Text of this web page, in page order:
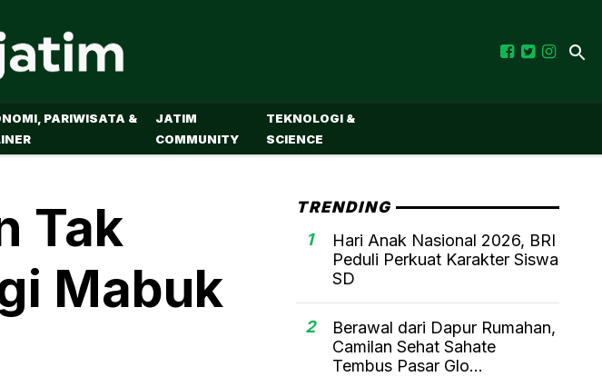
PARIWISATA &
JATIM
COMMUNITY
TEKNOLOGI &
SCIENCE
Tak
Mabuk
TRENDING
1
Hari Anak Nasional 2026, BRI
Peduli Perkuat Karakter Siswa
SD
2
Berawal dari Dapur Rumahan,
Camilan Sehat Sahate
Tembus Pasar Glo...